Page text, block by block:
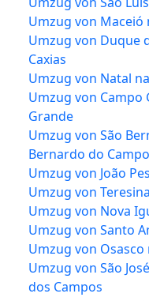
Umzug von Maceió
Umzug von Duque
Caxias
Umzug von Natal
Umzug von Campo
Grande
Umzug von São
Bernardo do Campo
Umzug von João
Umzug von
Umzug von Nova
Umzug von Santo
Umzug von Osasco
Umzug von São
dos Campos